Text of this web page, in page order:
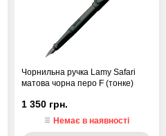
Чорнильна ручка Lamy Safari
матова чорна перо F (тонке)
1 350 грн.
Немає в наявності